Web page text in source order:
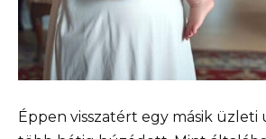
Éppen visszatért egy másik üzleti